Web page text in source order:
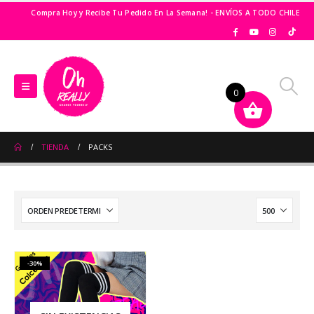
Compra Hoy y Recibe Tu Pedido En La Semana! - ENVÍOS A TODO CHILE
TIENDA PACKS
-30%
0